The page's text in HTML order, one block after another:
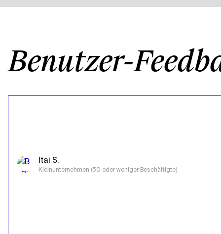
Benutzer-
Itai S.
Kleinunternehmen (50 oder weniger Beschäftigte)